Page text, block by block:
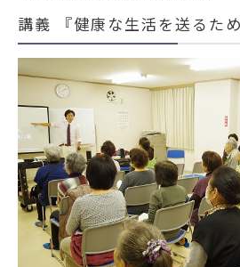
講義 『健康な生活を送るた